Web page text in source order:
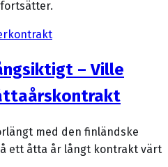
kontrakt
– Ville
med den finländske
ett åtta år långt kontrakt värt